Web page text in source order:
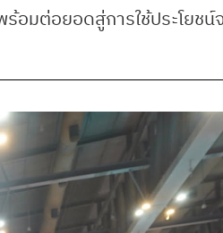
มต่อยอดสู่การใช้ประโยชน์